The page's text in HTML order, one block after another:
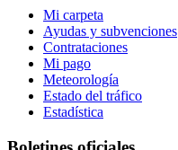
Mi carpeta
Ayudas y subvenciones
Contrataciones
Mi pago
Meteorología
Estado del tráfico
Estadística